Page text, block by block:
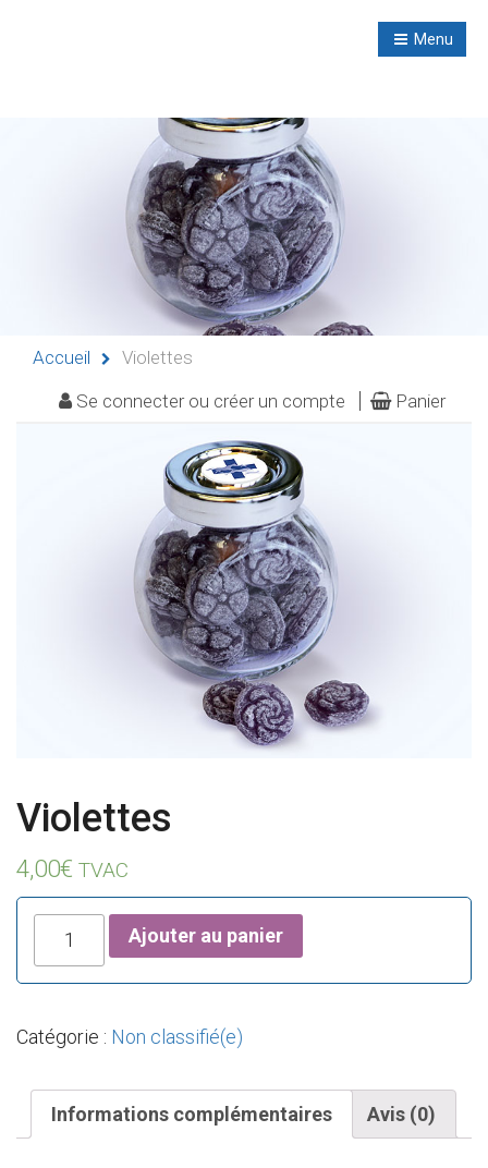
Menu
Navigation
Séminaires
Presse
La
Cantine
Contacts
Accueil
Violettes
Se connecter ou créer un compte
Panier
Violettes
4,00€ TVAC
Violettes
Ajouter au panier
Catégorie : Non classifié(e)
Informations complémentaires Avis (0)